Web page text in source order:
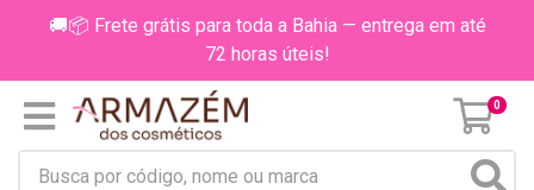
🚚📦 Frete grátis para toda a Bahia — entrega em até
72 horas úteis!
0